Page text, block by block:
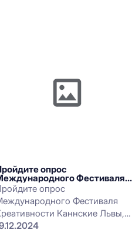
опрос
Фестиваля
Каннские Львы
опрос
Фестиваля
Каннские Львы,
сформировать глобальное